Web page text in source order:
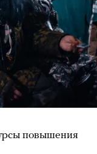
повышения